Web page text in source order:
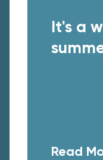
It's a
Read